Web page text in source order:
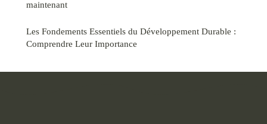
maintenant
Les Fondements Essentiels du Développement Durable :
Comprendre Leur Importance